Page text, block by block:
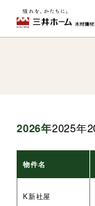
2026年2025年
物件名
K新社屋